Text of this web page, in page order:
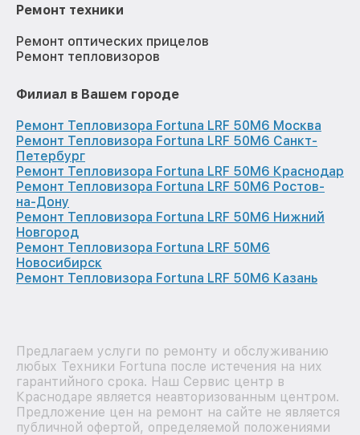
Ремонт техники
Ремонт оптических прицелов
Ремонт тепловизоров
Филиал в Вашем городе
Ремонт Тепловизора Fortuna LRF 50M6 Москва
Ремонт Тепловизора Fortuna LRF 50M6 Санкт-
Петербург
Ремонт Тепловизора Fortuna LRF 50M6 Краснодар
Ремонт Тепловизора Fortuna LRF 50M6 Ростов-
на-Дону
Ремонт Тепловизора Fortuna LRF 50M6 Нижний
Новгород
Ремонт Тепловизора Fortuna LRF 50M6
Новосибирск
Ремонт Тепловизора Fortuna LRF 50M6 Казань
Предлагаем услуги по ремонту и обслуживанию
любых Техники Fortuna после истечения на них
гарантийного срока. Наш Сервис центр в
Краснодаре является неавторизованным центром.
Предложение цен на ремонт на сайте не является
публичной офертой, определяемой положениями